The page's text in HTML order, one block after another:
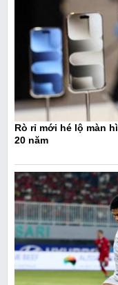
Rò rỉ mới hé lộ màn
20 năm